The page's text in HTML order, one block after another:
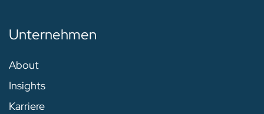
Unternehmen
About
Insights
Karriere